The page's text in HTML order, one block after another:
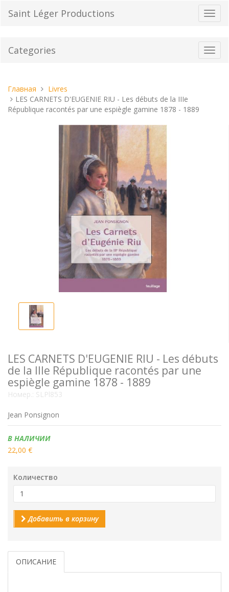
Saint Léger Productions
Categories
Вы
находитесь
здесь:
Главная
Livres
LES CARNETS D'EUGENIE RIU - Les débuts de la IIIe
République racontés par une espiègle gamine 1878 - 1889
LES CARNETS D'EUGENIE RIU - Les débuts
de la IIIe République racontés par une
espiègle gamine 1878 - 1889
Номер.: SLPl853
Jean Ponsignon
Наличие:
В НАЛИЧИИ
22,00 €
Количество
Добавить в корзину
ОПИСАНИЕ